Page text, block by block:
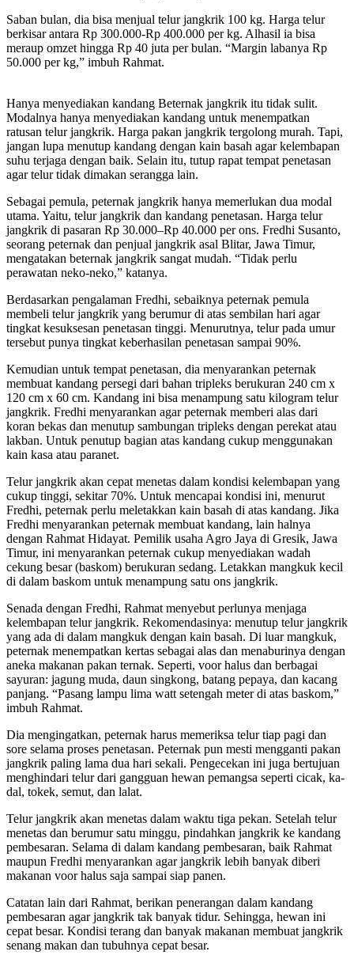
Saban bulan, dia bisa menjual telur jangkrik 100 kg. Harga telur
berkisar antara Rp 300.000-Rp 400.000 per kg. Alhasil ia bisa
meraup omzet hingga Rp 40 juta per bulan. “Margin labanya Rp
50.000 per kg,” imbuh Rahmat.
Hanya menyediakan kandang Beternak jangkrik itu tidak sulit.
Modalnya hanya menyediakan kandang untuk menempatkan
ratusan telur jangkrik. Harga pakan jangkrik tergolong murah. Tapi,
jangan lupa menutup kandang dengan kain basah agar kelembapan
suhu terjaga dengan baik. Selain itu, tutup rapat tempat penetasan
agar telur tidak dimakan serangga lain.
Sebagai pemula, peternak jangkrik hanya memerlukan dua modal
utama. Yaitu, telur jangkrik dan kandang penetasan. Harga telur
jangkrik di pasaran Rp 30.000–Rp 40.000 per ons. Fredhi Susanto,
seorang peternak dan penjual jangkrik asal Blitar, Jawa Timur,
mengatakan beternak jangkrik sangat mudah. “Tidak perlu
perawatan neko-neko,” katanya.
Berdasarkan pengalaman Fredhi, sebaiknya peternak pemula
membeli telur jangkrik yang berumur di atas sembilan hari agar
tingkat kesuksesan penetasan tinggi. Menurutnya, telur pada umur
tersebut punya tingkat keberhasilan penetasan sampai 90%.
Kemudian untuk tempat penetasan, dia menyarankan peternak
membuat kandang persegi dari bahan tripleks berukuran 240 cm x
120 cm x 60 cm. Kandang ini bisa menampung satu kilogram telur
jangkrik. Fredhi menyarankan agar peternak memberi alas dari
koran bekas dan menutup sambungan tripleks dengan perekat atau
lakban. Untuk penutup bagian atas kandang cukup menggunakan
kain kasa atau paranet.
Telur jangkrik akan cepat menetas dalam kondisi kelembapan yang
cukup tinggi, sekitar 70%. Untuk mencapai kondisi ini, menurut
Fredhi, peternak perlu meletakkan kain basah di atas kandang. Jika
Fredhi menyarankan peternak membuat kandang, lain halnya
dengan Rahmat Hidayat. Pemilik usaha Agro Jaya di Gresik, Jawa
Timur, ini menyarankan peternak cukup menyediakan wadah
cekung besar (baskom) berukuran sedang. Letakkan mangkuk kecil
di dalam baskom untuk menampung satu ons jangkrik.
Senada dengan Fredhi, Rahmat menyebut perlunya menjaga
kelembapan telur jangkrik. Rekomendasinya: menutup telur jangkrik
yang ada di dalam mangkuk dengan kain basah. Di luar mangkuk,
peternak menempatkan kertas sebagai alas dan menaburinya dengan
aneka makanan pakan ternak. Seperti, voor halus dan berbagai
sayuran: jagung muda, daun singkong, batang pepaya, dan kacang
panjang. “Pasang lampu lima watt setengah meter di atas baskom,”
imbuh Rahmat.
Dia mengingatkan, peternak harus memeriksa telur tiap pagi dan
sore selama proses penetasan. Peternak pun mesti mengganti pakan
jangkrik paling lama dua hari sekali. Pengecekan ini juga bertujuan
menghindari telur dari gangguan hewan pemangsa seperti cicak, ka-
dal, tokek, semut, dan lalat.
Telur jangkrik akan menetas dalam waktu tiga pekan. Setelah telur
menetas dan berumur satu minggu, pindahkan jangkrik ke kandang
pembesaran. Selama di dalam kandang pembesaran, baik Rahmat
maupun Fredhi menyarankan agar jangkrik lebih banyak diberi
makanan voor halus saja sampai siap panen.
Catatan lain dari Rahmat, berikan penerangan dalam kandang
pembesaran agar jangkrik tak banyak tidur. Sehingga, hewan ini
cepat besar. Kondisi terang dan banyak makanan membuat jangkrik
senang makan dan tubuhnya cepat besar.